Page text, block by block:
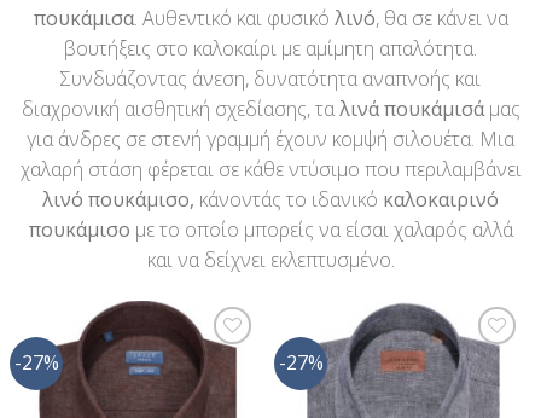
πουκάμισα. Αυθεντικό και φυσικό λινό, θα σε κάνει να
βουτήξεις στο καλοκαίρι με αμίμητη απαλότητα.
Συνδυάζοντας άνεση, δυνατότητα αναπνοής και
διαχρονική αισθητική σχεδίασης, ταλινά πουκάμισάμας
για άνδρες σε στενή γραμμή έχουν κομψή σιλουέτα. Μια
χαλαρή στάση φέρεται σε κάθε ντύσιμο που περιλαμβάνει
λινό πουκάμισο, κάνοντάς το ιδανικό καλοκαιρινό
πουκάμισο με το οποίο μπορείς να είσαι χαλαρός αλλά
και να δείχνει εκλεπτυσμένο.
-27%
Προσθήκη
στη Λίστα
Επιθυμίας
-27%
Προσθήκη
στη Λίστα
Επιθυμίας